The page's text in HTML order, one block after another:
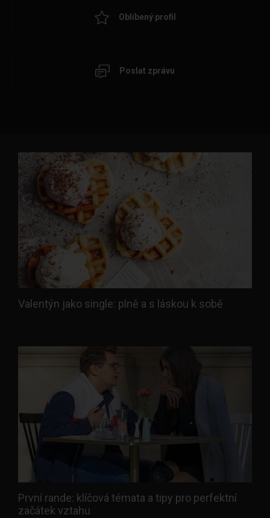
Oblíbený profil
Poslat zprávu
Valentýn jako single: plně a s láskou k sobě
První rande: klíčová témata a tipy pro perfektní
začátek vztahu